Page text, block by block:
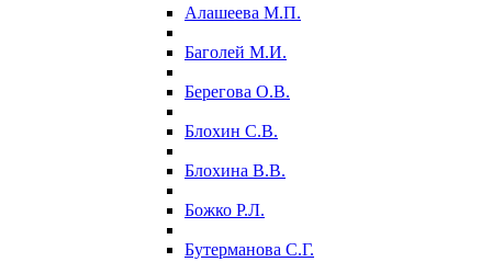
Алашеева М.П.
Баголей М.И.
Берегова О.В.
Блохин С.В.
Блохина В.В.
Божко Р.Л.
Бутерманова С.Г.